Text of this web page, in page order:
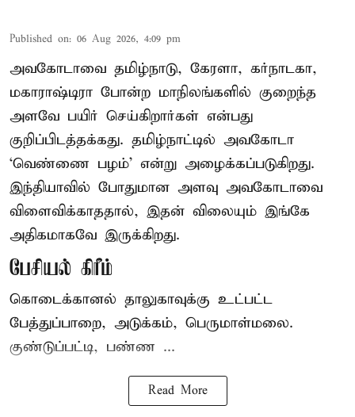
Published on: 06 Aug 2026, 4:09 pm
அவகோடாவை தமிழ்நாடு, கேரளா, கர்நாடகா,
மகாராஷ்டிரா போன்ற மாநிலங்களில் குறைந்த
அளவே பயிர் செய்கிறார்கள் என்பது
குறிப்பிடத்தக்கது. தமிழ்நாட்டில் அவகோடா
‘வெண்ணை பழம்’ என்று அழைக்கப்படுகிறது.
இந்தியாவில் போதுமான அளவு அவகோடாவை
விளைவிக்காததால், இதன் விலையும் இங்கே
அதிகமாகவே இருக்கிறது.
பேசியல் கிரீம்
கொடைக்கானல் தாலுகாவுக்கு உட்பட்ட
பேத்துப்பாறை, அடுக்கம், பெருமாள்மலை.
குண்டுப்பட்டி, பண்ண ...
Read More